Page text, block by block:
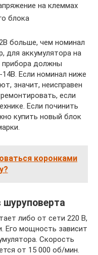
на клеммах
блока
больше, чем номинал
для аккумулятора на
прибора должны
Если номинал ниже
значит, неисправен
если
Если починить
купить новый блок
коронками
шуруповерта
либо от сети 220 В,
Его мощность зависит
Скорость
от 15 000 об/мин.